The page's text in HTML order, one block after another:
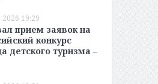
2026 19:29
прием заявок на
конкурс
детского туризма –